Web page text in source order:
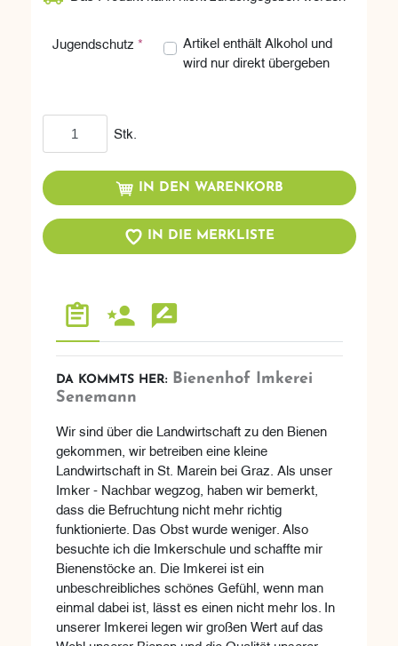
Jugendschutz * Artikel enthält Alkohol und wird nur
Artikel enthält Alkohol und
wird nur direkt übergeben
Stk.
IN DEN WARENKORB
IN DIE MERKLISTE
DA KOMMTS HER:
Bienenhof Imkerei
Senemann
Wir sind über die Landwirtschaft zu den Bienen
gekommen, wir betreiben eine kleine
Landwirtschaft in St. Marein bei Graz. Als unser
Imker - Nachbar wegzog, haben wir bemerkt,
dass die Befruchtung nicht mehr richtig
funktionierte. Das Obst wurde weniger. Also
besuchte ich die Imkerschule und schaffte mir
Bienenstöcke an. Die Imkerei ist ein
unbeschreibliches schönes Gefühl, wenn man
einmal dabei ist, lässt es einen nicht mehr los. In
unserer Imkerei legen wir großen Wert auf das